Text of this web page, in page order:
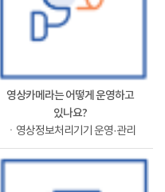
영상카메라는 어떻게 운영하고
있나요?
ㆍ영상정보처리기기 운영·관리